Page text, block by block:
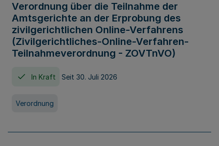
Verordnung über die Teilnahme der
Amtsgerichte an der Erprobung des
zivilgerichtlichen Online-Verfahrens
(Zivilgerichtliches-Online-Verfahren-
Teilnahmeverordnung - ZOVTnVO)
In Kraft Seit 30. Juli 2026
Verordnung